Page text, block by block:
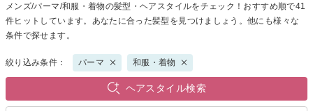
メンズ/パーマ/和服・着物の髪型・ヘアスタイルをチェック！おすすめ順で41
件ヒットしています。あなたに合った髪型を見つけましょう。他にも様々な
条件で探せます。
絞り込み条件： パーマ 和服・着物
ヘアスタイル検索